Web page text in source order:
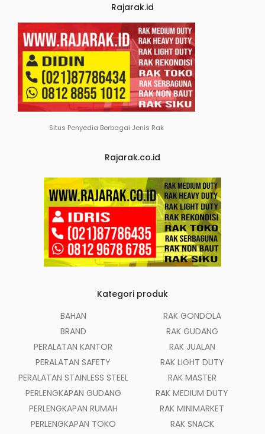
Rajarak.id
Situs Penyedia Berbagai Jenis Rak
Rajarak.co.id
Kategori produk
BAHAN
BRAND
PERALATAN KANTOR
PERALATAN SAFETY
PERALATAN STAINLESS STEEL
PERLENGKAPAN GUDANG
PERLENGKAPAN RUMAH
PERLENGKAPAN TOKO
RAK GONDOLA
RAK GUDANG
RAK JUALAN
RAK LIGHT DUTY
RAK MASTER
RAK MEDIUM DUTY
RAK MINIMARKET
RAK SNACK